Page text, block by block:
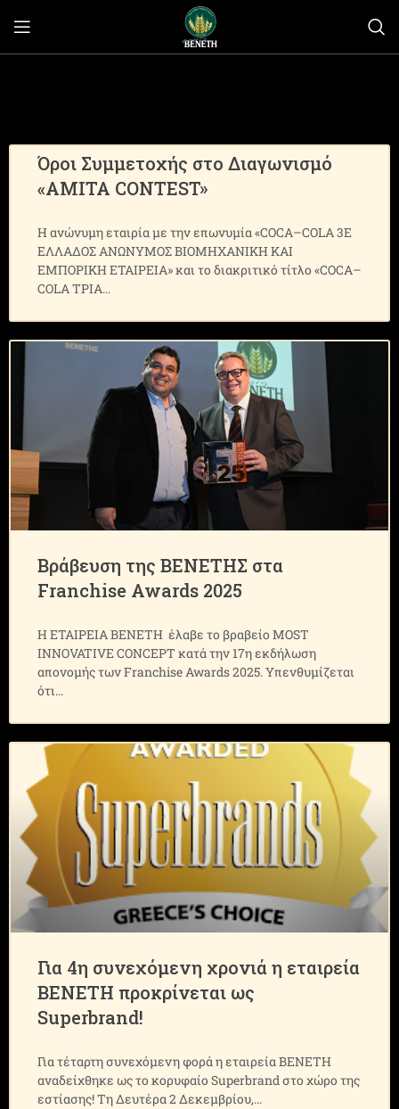
Όροι Συμμετοχής στο Διαγωνισμό
«AMITA CONTEST»
Η ανώνυμη εταιρία με την επωνυμία «COCA–COLA 3Ε
ΕΛΛΑΔΟΣ ΑΝΩΝΥΜΟΣ ΒΙΟΜΗΧΑΝΙΚΗ ΚΑΙ
ΕΜΠΟΡΙΚΗ ΕΤΑΙΡΕΙΑ» και το διακριτικό τίτλο «COCA–
COLA ΤΡΙΑ
Βράβευση της ΒΕΝΕΤΗΣ στα
Franchise Awards 2025
Η ΕΤΑΙΡΕΙΑ ΒΕΝΕΤΗ έλαβε το βραβείο MOST
INNOVATIVE CONCEPT κατά την 17η εκδήλωση
απονομής των Franchise Awards 2025. Yπενθυμίζεται
ότι
Για 4η συνεχόμενη χρονιά η εταιρεία
ΒΕΝΕΤΗ προκρίνεται ως
Superbrand!
Για τέταρτη συνεχόμενη φορά η εταιρεία ΒΕΝΕΤΗ
αναδείχθηκε ως το κορυφαίο Superbrand στο χώρο της
εστίασης! Τη Δευτέρα 2 Δεκεμβρίου,